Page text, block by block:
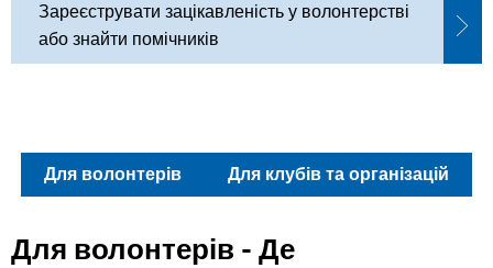
Зареєструвати зацікавленість у волонтерстві
або знайти помічників
Для волонтерів Для клубів та організацій
Для волонтерів - Де